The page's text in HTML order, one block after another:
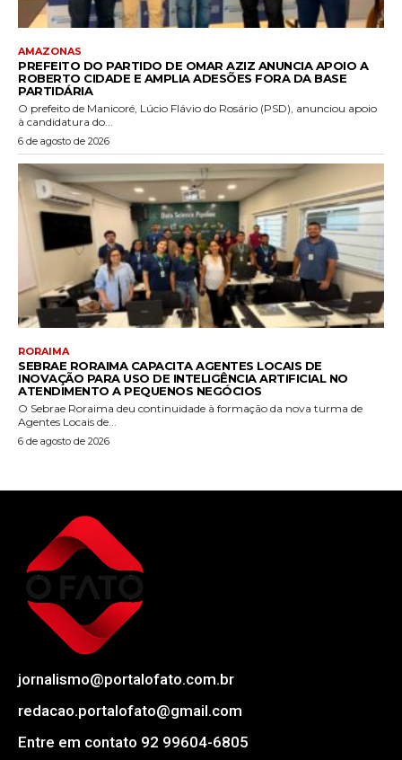
AMAZONAS
PREFEITO DO PARTIDO DE OMAR AZIZ ANUNCIA APOIO A
ROBERTO CIDADE E AMPLIA ADESÕES FORA DA BASE
PARTIDÁRIA
O prefeito de Manicoré, Lúcio Flávio do Rosário (PSD), anunciou apoio
à candidatura do...
6 de agosto de 2026
RORAIMA
SEBRAE RORAIMA CAPACITA AGENTES LOCAIS DE
INOVAÇÃO PARA USO DE INTELIGÊNCIA ARTIFICIAL NO
ATENDIMENTO A PEQUENOS NEGÓCIOS
O Sebrae Roraima deu continuidade à formação da nova turma de
Agentes Locais de...
6 de agosto de 2026
jornalismo@portalofato.com.br
redacao.portalofato@gmail.com
Entre em contato 92 99604-6805